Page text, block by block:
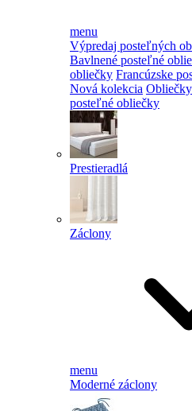
menu
Výpredaj posteľných
Bavlnené posteľné
obliečky Francúzske
Nová kolekcia
posteľné obliečky
Prestieradlá
Záclony
menu
Moderné záclony